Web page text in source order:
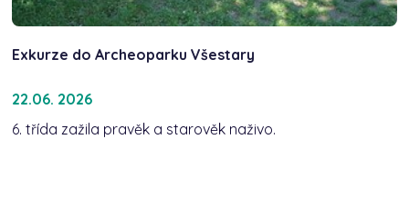
Exkurze do Archeoparku Všestary
22.06. 2026
6. třída zažila pravěk a starověk naživo.